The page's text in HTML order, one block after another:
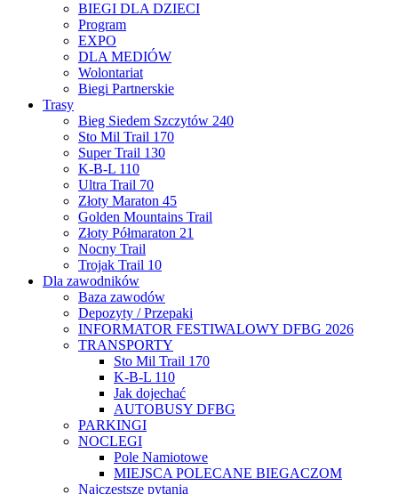
BIEGI DLA DZIECI
Program
EXPO
DLA MEDIÓW
Wolontariat
Biegi Partnerskie
Trasy
Bieg Siedem Szczytów 240
Sto Mil Trail 170
Super Trail 130
K-B-L 110
Ultra Trail 70
Złoty Maraton 45
Golden Mountains Trail
Złoty Półmaraton 21
Nocny Trail
Trojak Trail 10
Dla zawodników
Baza zawodów
Depozyty / Przepaki
INFORMATOR FESTIWALOWY DFBG 2026
TRANSPORTY
Sto Mil Trail 170
K-B-L 110
Jak dojechać
AUTOBUSY DFBG
PARKINGI
NOCLEGI
Pole Namiotowe
MIEJSCA POLECANE BIEGACZOM
Najczęstsze pytania